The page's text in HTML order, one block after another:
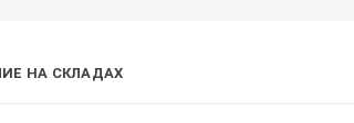
НА СКЛАДАХ